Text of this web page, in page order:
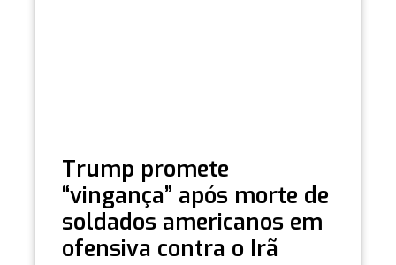
Trump promete
“vingança” após morte de
soldados americanos em
ofensiva contra o Irã